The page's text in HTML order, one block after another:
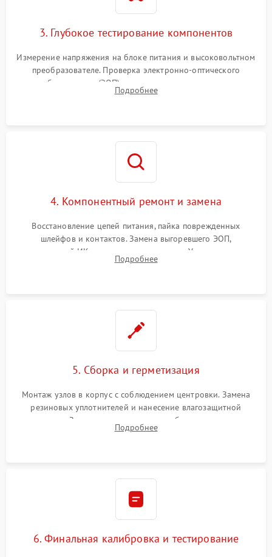
3. Глубокое тестирование компонентов
Измерение напряжения на блоке питания и высоковольтном
преобразователе. Проверка электронно-оптического
преобразователя (ЭОП) на стенде на предмет эмиссии,
шумов и засветок. Диагностика микросхем цифровых
Подробнее
4. Компонентный ремонт и замена
Восстановление цепей питания, пайка поврежденных
шлейфов и контактов. Замена выгоревшего ЭОП,
неисправной ИК-подсветки или матрицы. Ультразвуковая
очистка плат и удаление загрязнений с линз объектива и
Подробнее
5. Сборка и герметизация
Монтаж узлов в корпус с соблюдением центровки. Замена
резиновых уплотнителей и нанесение влагозащитной
смазки. Заполнение внутреннего объема прицела
осушенным азотом для предотвращения запотевания оптики
Подробнее
6. Финальная калибровка и тестирование